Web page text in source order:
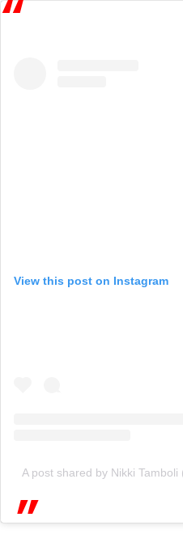
View this post on Instagram
A post shared by Nikki Tamboli